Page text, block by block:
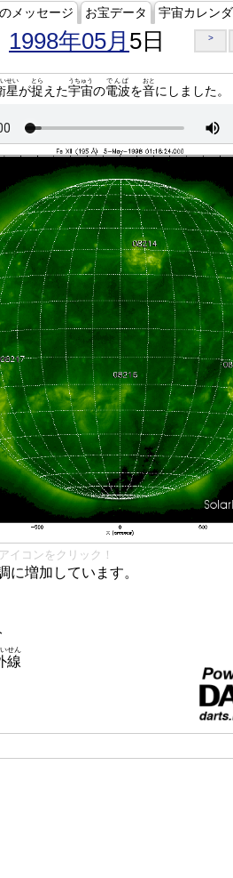
メッセージ お宝データ 宇宙カレン
1998年05月 5日 >
星
いせい
が捉
とら
えた宇宙
うちゅう
の電波
でんぱ
を音
おと
にしました。
イコンをクリック！
に増加しています。
線
せん